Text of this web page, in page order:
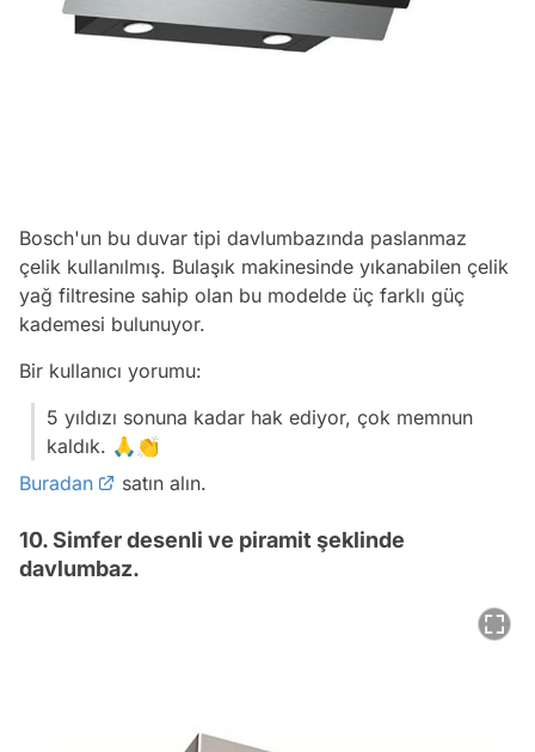
Bosch'un bu duvar tipi davlumbazında paslanmaz
çelik kullanılmış. Bulaşık makinesinde yıkanabilen çelik
yağ filtresine sahip olan bu modelde üç farklı güç
kademesi bulunuyor.
Bir kullanıcı yorumu:
5 yıldızı sonuna kadar hak ediyor, çok memnun
kaldık. 🙏👏
Buradan
satın alın.
10. Simfer desenli ve piramit şeklinde
davlumbaz.